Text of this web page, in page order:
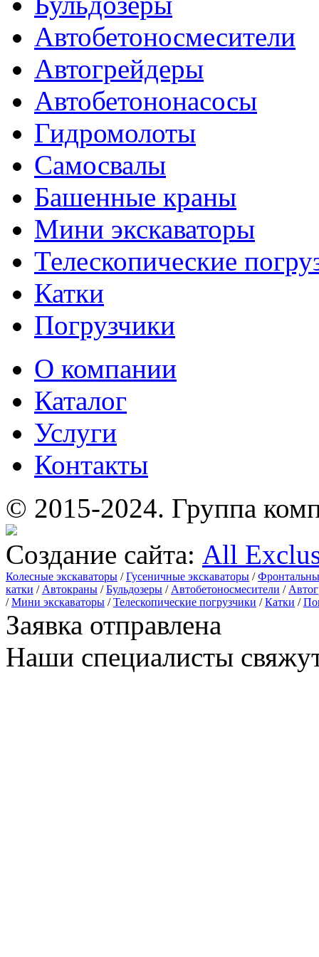
Автобетоносмесители
Автогрейдеры
Автобетононасосы
Гидромолоты
Самосвалы
Башенные краны
Мини экскаваторы
Телескопические
Катки
Погрузчики
О компании
Каталог
Услуги
Контакты
© 2015-2024. Группа
Создание сайта: All
Колесные экскаваторы /Гусеничные экскаваторы /
катки / Автокраны /Бульдозеры / Автобетоносмесители /
/Мини экскаваторы /Телескопические погрузчики /Катки /
Заявка отправлена
Наши специалисты